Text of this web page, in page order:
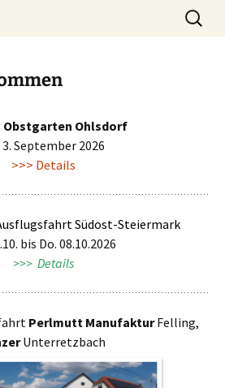
Suchen
nach:
Obstgarten Ohlsdorf
3. September 2026
>>> Details
Südost-Steiermark
bis Do. 08.10.2026
>>> Details
Perlmutt ManufakturFelling,
Unterretzbach